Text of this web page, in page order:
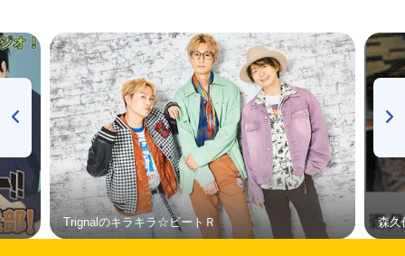
Trignalのキラキラ☆ビートＲ 森久